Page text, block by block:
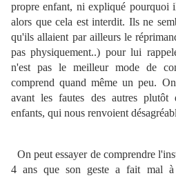
propre enfant, ni expliqué pourquoi
alors que cela est interdit. Ils ne
qu'ils allaient par ailleurs le
pas physiquement..) pour lui
n'est pas le meilleur mode de
comprend quand même un peu.
avant les fautes des autres plutôt
enfants, qui nous renvoient
On peut essayer de comprendre
4 ans que son geste a fait mal à